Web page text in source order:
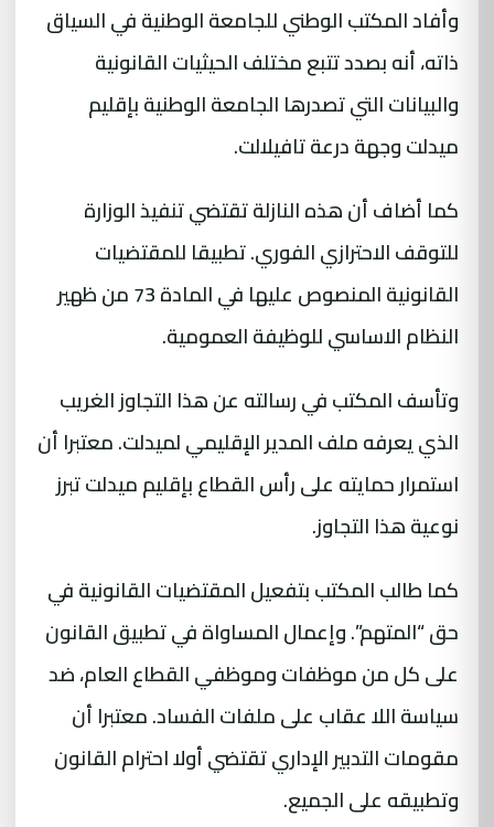
وأفاد المكتب الوطني للجامعة الوطنية في السياق
ذاته، أنه بصدد تتبع مختلف الحيثيات القانونية
والبيانات التي تصدرها الجامعة الوطنية بإقليم
ميدلت وجهة درعة تافيلالت.
كما أضاف أن هذه النازلة تقتضي تنفيذ الوزارة
للتوقف الاحترازي الفوري. تطبيقا للمقتضيات
القانونية المنصوص عليها في المادة 73 من ظهير
النظام الاساسي للوظيفة العمومية.
وتأسف المكتب في رسالته عن هذا التجاوز الغريب
الذي يعرفه ملف المدير الإقليمي لميدلت. معتبرا أن
استمرار حمايته على رأس القطاع بإقليم ميدلت تبرز
نوعية هذا التجاوز.
كما طالب المكتب بتفعيل المقتضيات القانونية في
حق “المتهم”. وإعمال المساواة في تطبيق القانون
على كل من موظفات وموظفي القطاع العام، ضد
سياسة اللا عقاب على ملفات الفساد. معتبرا أن
مقومات التدبير الإداري تقتضي أولا احترام القانون
وتطبيقه على الجميع.